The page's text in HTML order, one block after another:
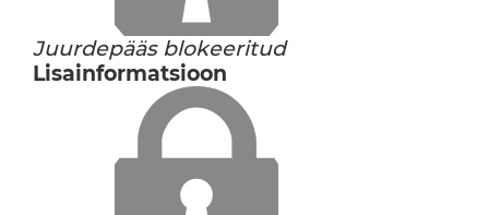
Juurdepääs blokeeritud
Lisainformatsioon